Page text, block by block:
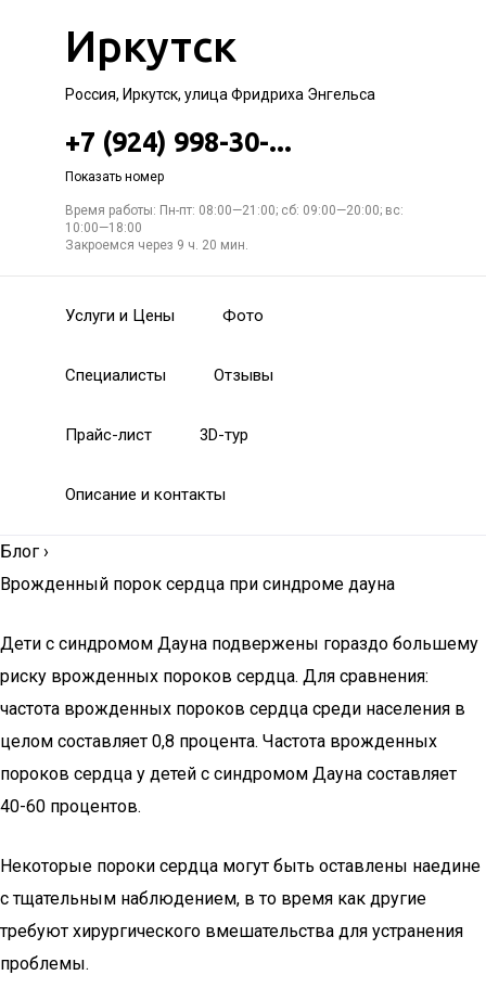
Иркутск
Россия, Иркутск, улица Фридриха Энгельса
+7 (924) 998-30-...
Показать номер
Время работы: Пн-пт: 08:00—21:00; сб: 09:00—20:00; вс:
10:00—18:00
Закроемся через 9 ч. 20 мин.
Услуги и Цены Фото
Специалисты Отзывы
Прайс-лист 3D-тур
Описание и контакты
Блог ›
Врожденный порок сердца при синдроме дауна
Дети с синдромом Дауна подвержены гораздо большему
риску врожденных пороков сердца. Для сравнения:
частота врожденных пороков сердца среди населения в
целом составляет 0,8 процента. Частота врожденных
пороков сердца у детей с синдромом Дауна составляет
40-60 процентов.
Некоторые пороки сердца могут быть оставлены наедине
с тщательным наблюдением, в то время как другие
требуют хирургического вмешательства для устранения
проблемы.